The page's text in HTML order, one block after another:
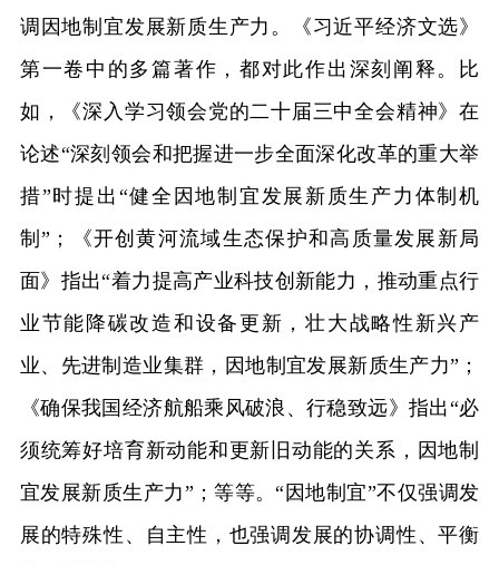
调因地制宜发展新质生产力。《习近平经济文选》
第一卷中的多篇著作，都对此作出深刻阐释。比
如，《深入学习领会党的二十届三中全会精神》在
论述“深刻领会和把握进一步全面深化改革的重大举
措”时提出“健全因地制宜发展新质生产力体制机
制”；《开创黄河流域生态保护和高质量发展新局
面》指出“着力提高产业科技创新能力，推动重点行
业节能降碳改造和设备更新，壮大战略性新兴产
业、先进制造业集群，因地制宜发展新质生产力”；
《确保我国经济航船乘风破浪、行稳致远》指出“必
须统筹好培育新动能和更新旧动能的关系，因地制
宜发展新质生产力”；等等。“因地制宜”不仅强调发
展的特殊性、自主性，也强调发展的协调性、平衡